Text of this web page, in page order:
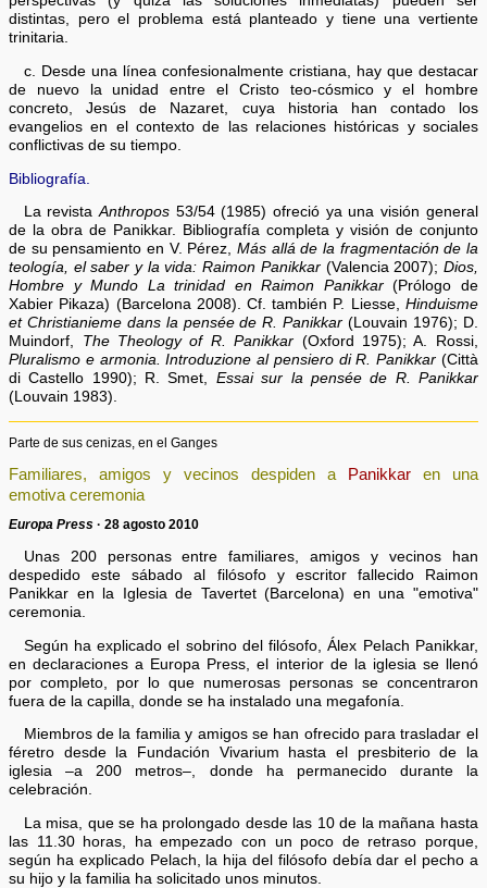
distintas, pero el problema está planteado y tiene una vertiente
trinitaria.
c. Desde una línea confesionalmente cristiana, hay que destacar
de nuevo la unidad entre el Cristo teo-cósmico y el hombre
concreto, Jesús de Nazaret, cuya historia han contado los
evangelios en el contexto de las relaciones históricas y sociales
conflictivas de su tiempo.
Bibliografía.
La revistaAnthropos 53/54 (1985) ofreció ya una visión general
de la obra de Panikkar. Bibliografía completa y visión de conjunto
de su pensamiento en V. Pérez, Más allá de la fragmentación de la
teología, el saber y la vida: Raimon Panikkar(Valencia 2007); Dios,
Hombre y Mundo La trinidad en Raimon Panikkar(Prólogo de
Xabier Pikaza) (Barcelona 2008). Cf. también P. Liesse, Hinduisme
et Christianieme dans la pensée de R. Panikkar (Louvain 1976); D.
Muindorf, The Theology of R. Panikkar (Oxford 1975); A. Rossi,
Pluralismo e armonia. Introduzione al pensiero di R. Panikkar (Città
di Castello 1990); R. Smet, Essai sur la pensée de R. Panikkar
(Louvain 1983).
Parte de sus cenizas, en el Ganges
Familiares, amigos y vecinos despiden a Panikkaren una
emotiva ceremonia
Europa Press · 28 agosto 2010
Unas 200 personas entre familiares, amigos y vecinos han
despedido este sábado al filósofo y escritor fallecido Raimon
Panikkar en la Iglesia de Tavertet (Barcelona) en una "emotiva"
ceremonia.
Según ha explicado el sobrino del filósofo, Álex Pelach Panikkar,
en declaraciones a Europa Press, el interior de la iglesia se llenó
por completo, por lo que numerosas personas se concentraron
fuera de la capilla, donde se ha instalado una megafonía.
Miembros de la familia y amigos se han ofrecido para trasladar el
féretro desde la Fundación Vivarium hasta el presbiterio de la
iglesia –a 200 metros–, donde ha permanecido durante la
celebración.
La misa, que se ha prolongado desde las 10 de la mañana hasta
las 11.30 horas, ha empezado con un poco de retraso porque,
según ha explicado Pelach, la hija del filósofo debía dar el pecho a
su hijo y la familia ha solicitado unos minutos.